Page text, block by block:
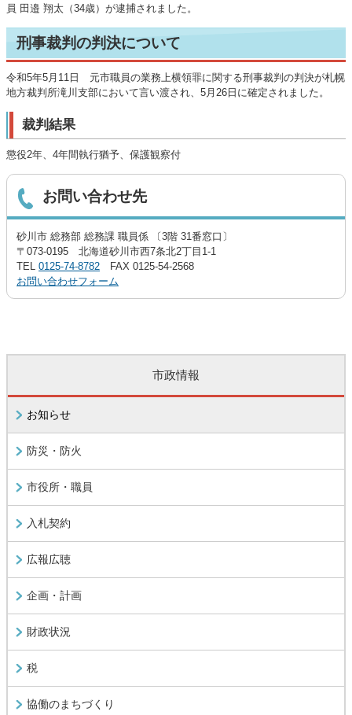
員 田邉 翔太（34歳）が逮捕されました。
刑事裁判の判決について
令和5年5月11日 元市職員の業務上横領罪に関する刑事裁判の判決が札幌
地方裁判所滝川支部において言い渡され、5月26日に確定されました。
裁判結果
懲役2年、4年間執行猶予、保護観察付
お問い合わせ先
砂川市 総務部 総務課 職員係 〔3階 31番窓口〕
〒073-0195 北海道砂川市西7条北2丁目1-1
TEL 0125-74-8782 FAX 0125-54-2568
お問い合わせフォーム
市政情報
お知らせ
防災・防火
市役所・職員
入札契約
広報広聴
企画・計画
財政状況
税
協働のまちづくり